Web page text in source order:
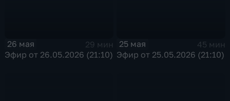
26 мая
29 мин
Эфир от 26.05.2026 (21:10)
25 мая
45 мин
Эфир от 25.05.2026 (21:10)